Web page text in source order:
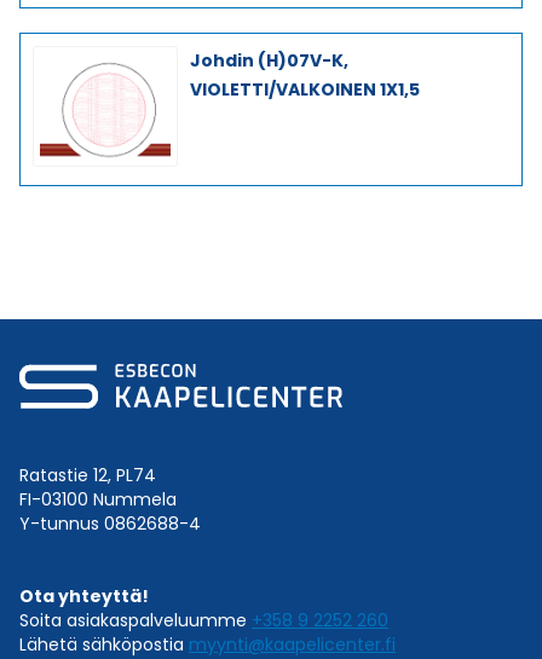
Johdin (H)07V-K,
VIOLETTI/VALKOINEN 1X1,5
Ratastie 12, PL74
FI-03100 Nummela
Y-tunnus 0862688-4
Ota yhteyttä!
Soita asiakaspalveluumme +358 9 2252 260
Lähetä sähköpostia myynti@kaapelicenter.fi